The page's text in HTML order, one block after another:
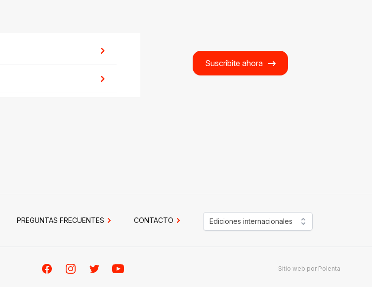
Suscribite ahora
PREGUNTAS FRECUENTES CONTACTO Ediciones internacionales
FacebookInstagramTwitterYoutube Sitio web por Polenta